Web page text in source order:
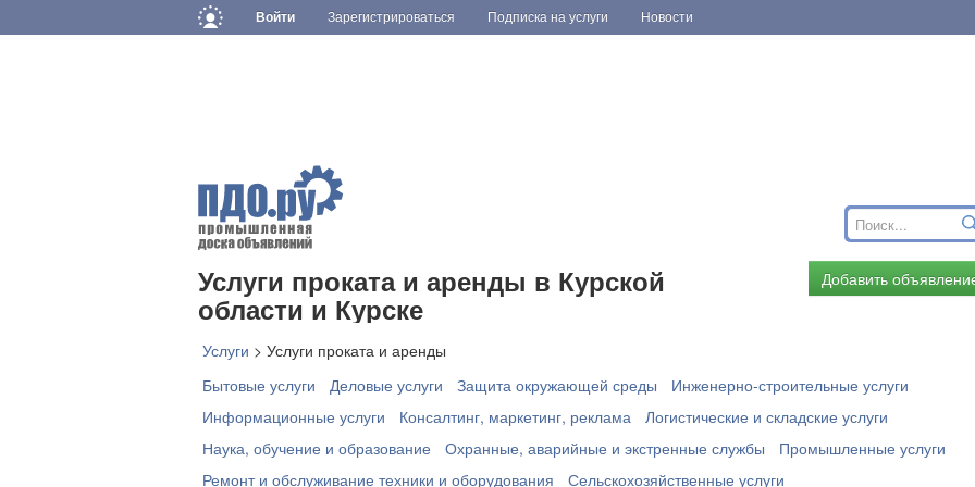
Войти Зарегистрироваться Подписка на услуги Новости
Услуги проката и аренды в Курской
области и Курске
Добавить
Услуги > Услуги проката и аренды
Бытовые услуги
Деловые услуги Защита окружающей среды
Инженерно-строительные услуги
Информационные услуги
Консалтинг, маркетинг, реклама
Логистические и складские услуги
Наука, обучение и образование
Охранные, аварийные и экстренные службы
Промышленные услуги
Ремонт и обслуживание техники и оборудования
Сельскохозяйственные услуги